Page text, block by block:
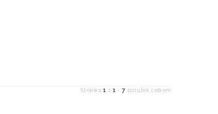
Stránka1 z 1 -7 položek celkem